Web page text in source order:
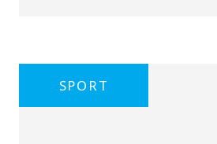
SPORT